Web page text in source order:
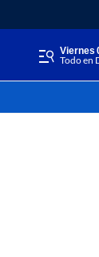
viernes
Todo en